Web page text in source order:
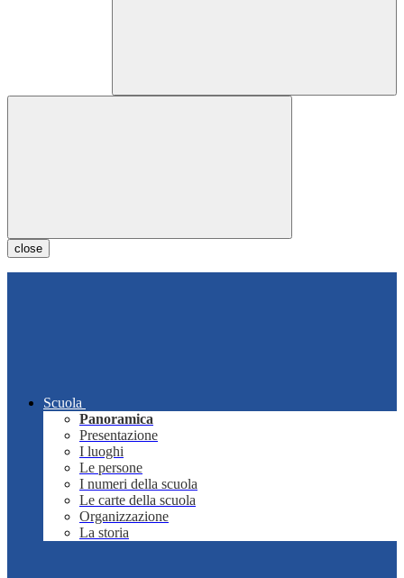
close
Scuola
Panoramica
Presentazione
I luoghi
Le persone
I numeri della scuola
Le carte della scuola
Organizzazione
La storia